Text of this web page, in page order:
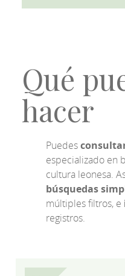
Qué
hacer
Puedes
especializado en
cultura leonesa.
búsquedas
múltiples filtros, e
registros.